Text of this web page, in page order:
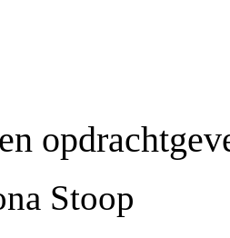
Stoop